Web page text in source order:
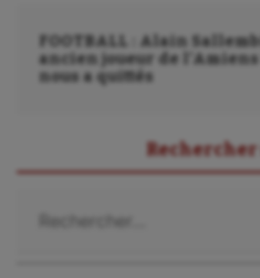
FOOTBALL : Alain
ancien joueur de l’Amiens
nous a quittés